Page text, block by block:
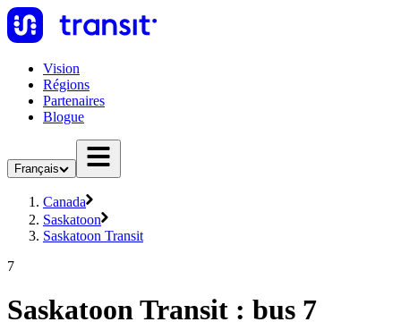
Vision
Régions
Partenaires
Blogue
Français
Canada
Saskatoon
Saskatoon Transit
7
Saskatoon Transit : bus 7